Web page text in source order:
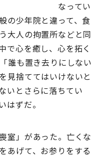
なってい
の少年院と違って、食
大人の拘置所などと同
で心を癒し、心を拓く
誰も置き去りにしない
見捨ててはいけないと
いとさらに落ちてい
はずだ。
室」があった。亡くな
あげて、お参りをする